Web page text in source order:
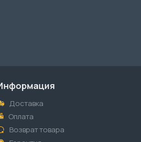
Доставка
Оплата
Возврат товара